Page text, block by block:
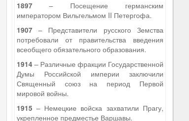
1897– Посещение германским
императором Вильгельмом II Петергофа.
1907– Представители русского Земства
потребовали от правительства введения
всеобщего обязательного образования.
1914– Различные фракции Государственной
Думы Российской империи заключили
Священный союз на период Первой
мировой войны.
1915– Немецкие войска захватили Прагу,
укрепленное предместье Варшавы.